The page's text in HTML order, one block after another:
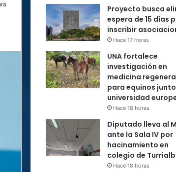
Proyecto busca
espera de 15 días
inscribir
Hace 17 horas
UNA fortalece
investigación en
medicina
para equinos
universidad
Hace 18 horas
Diputado lleva al
ante la Sala IV por
hacinamiento en
colegio de
Hace 18 horas